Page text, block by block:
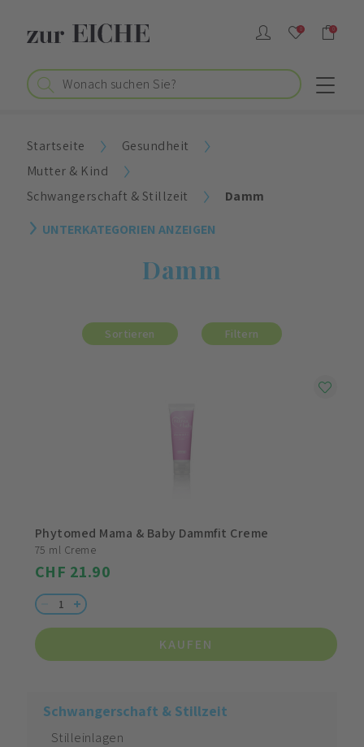
0 0
Startseite
Gesundheit
Mutter & Kind
Schwangerschaft & Stillzeit
Damm
UNTERKATEGORIEN ANZEIGEN
Damm
Sortieren Filtern
Phytomed Mama & Baby Dammfit Creme
75 ml Creme
CHF 21.90
KAUFEN
Schwangerschaft & Stillzeit
Stilleinlagen